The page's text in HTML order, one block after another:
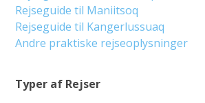
Typer af Rejser
Rejseguide til Maniitsoq
Rejseguide til Kangerlussuaq
Andre praktiske rejseoplysninger